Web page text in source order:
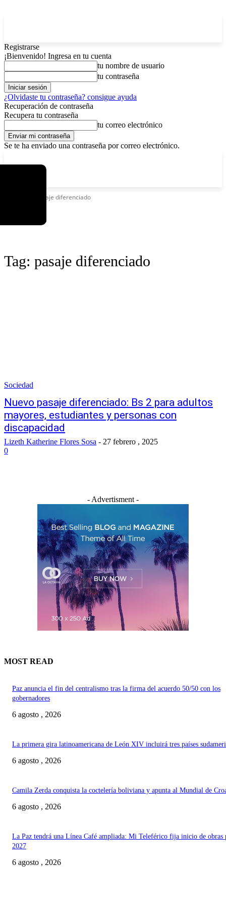
Registrarse
¡Bienvenido! Ingresa en tu cuenta
tu nombre de usuario
tu contraseña
¿Olvidaste tu contraseña? consigue ayuda
Recuperación de contraseña
Recupera tu contraseña
tu correo electrónico
Se te ha enviado una contraseña por correo electrónico.
Pasaje diferenciado
Tag: pasaje diferenciado
Sociedad
Nuevo pasaje diferenciado: Bs 2 para adultos
mayores, estudiantes y personas con
discapacidad
Lizeth Katherine Flores Sosa - 27 febrero , 2025
0
- Advertisment -
MOST READ
Paz anuncia el fin del centralismo tras la firma del acuerdo 50/50 con los
gobernadores
6 agosto , 2026
La primera gira latinoamericana de León XIV incluirá tres países
6 agosto , 2026
Camila Zerda conquista la coctelería boliviana y apunta al Mundial de
6 agosto , 2026
La Paz tendrá una Línea Café ampliada: Mi Teleférico fija inicio de obras
2027
6 agosto , 2026